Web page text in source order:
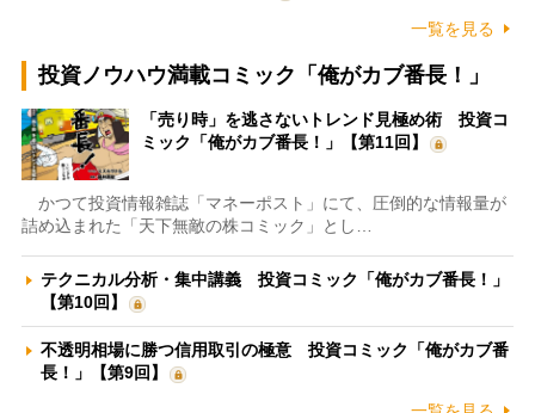
一覧を見る
投資ノウハウ満載コミック「俺がカブ番長！」
「売り時」を逃さないトレンド見極め術 投資コ
ミック「俺がカブ番長！」【第11回】
かつて投資情報雑誌「マネーポスト」にて、圧倒的な情報量が
詰め込まれた「天下無敵の株コミック」とし…
テクニカル分析・集中講義 投資コミック「俺がカブ番長！」
【第10回】
不透明相場に勝つ信用取引の極意 投資コミック「俺がカブ番
長！」【第9回】